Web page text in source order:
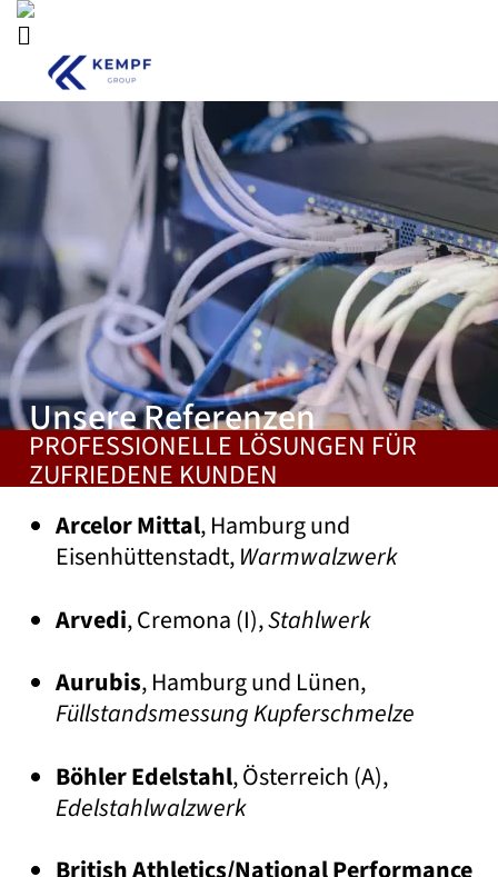
Unsere Referenzen
• Arcelor Mittal, Hamburg und
Eisenhüttenstadt, Warmwalzwerk
• Arvedi, Cremona (I), Stahlwerk
• Aurubis, Hamburg und Lünen,
Füllstandsmessung Kupferschmelze
• Böhler Edelstahl, Österreich (A),
Edelstahlwalzwerk
•
PROFESSIONELLE LÖSUNGEN FÜR
ZUFRIEDENE KUNDEN